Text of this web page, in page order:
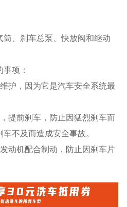
、刹车总泵、快放阀和继动
项：
护，因为它是汽车安全系统最
提前刹车，防止因猛烈刹车而
不及而造成安全事故。
动机配合制动，防止因刹车片